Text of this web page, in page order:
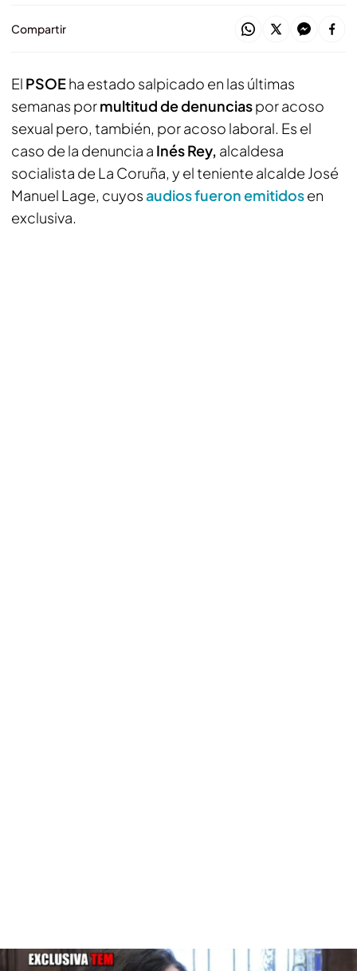
Compartir
El PSOEha estado salpicado en las últimas
semanas pormultitud de denunciaspor acoso
sexual pero, también, por acoso laboral. Es el
caso de la denuncia a Inés Rey, alcaldesa
socialista de La Coruña, y el teniente alcalde José
Manuel Lage, cuyosaudios fueron emitidosen
exclusiva.
Exclusiva | 'Todo es mentira' revela los audios que sustentan la denuncia